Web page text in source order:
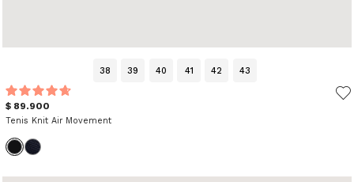
38 39 40 41 42 43
$ 89.900
Tenis Knit Air Movement